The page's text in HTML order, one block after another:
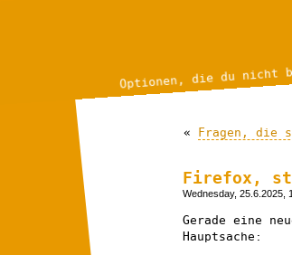
Optionen, die du
« Fragen, die
Firefox,
Wednesday, 25.6.2025,
Gerade eine
Hauptsache: